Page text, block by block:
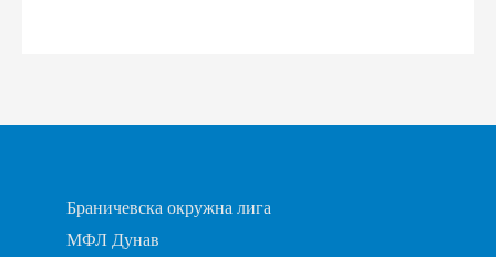
Браничевска окружна лига
МФЛ Дунав